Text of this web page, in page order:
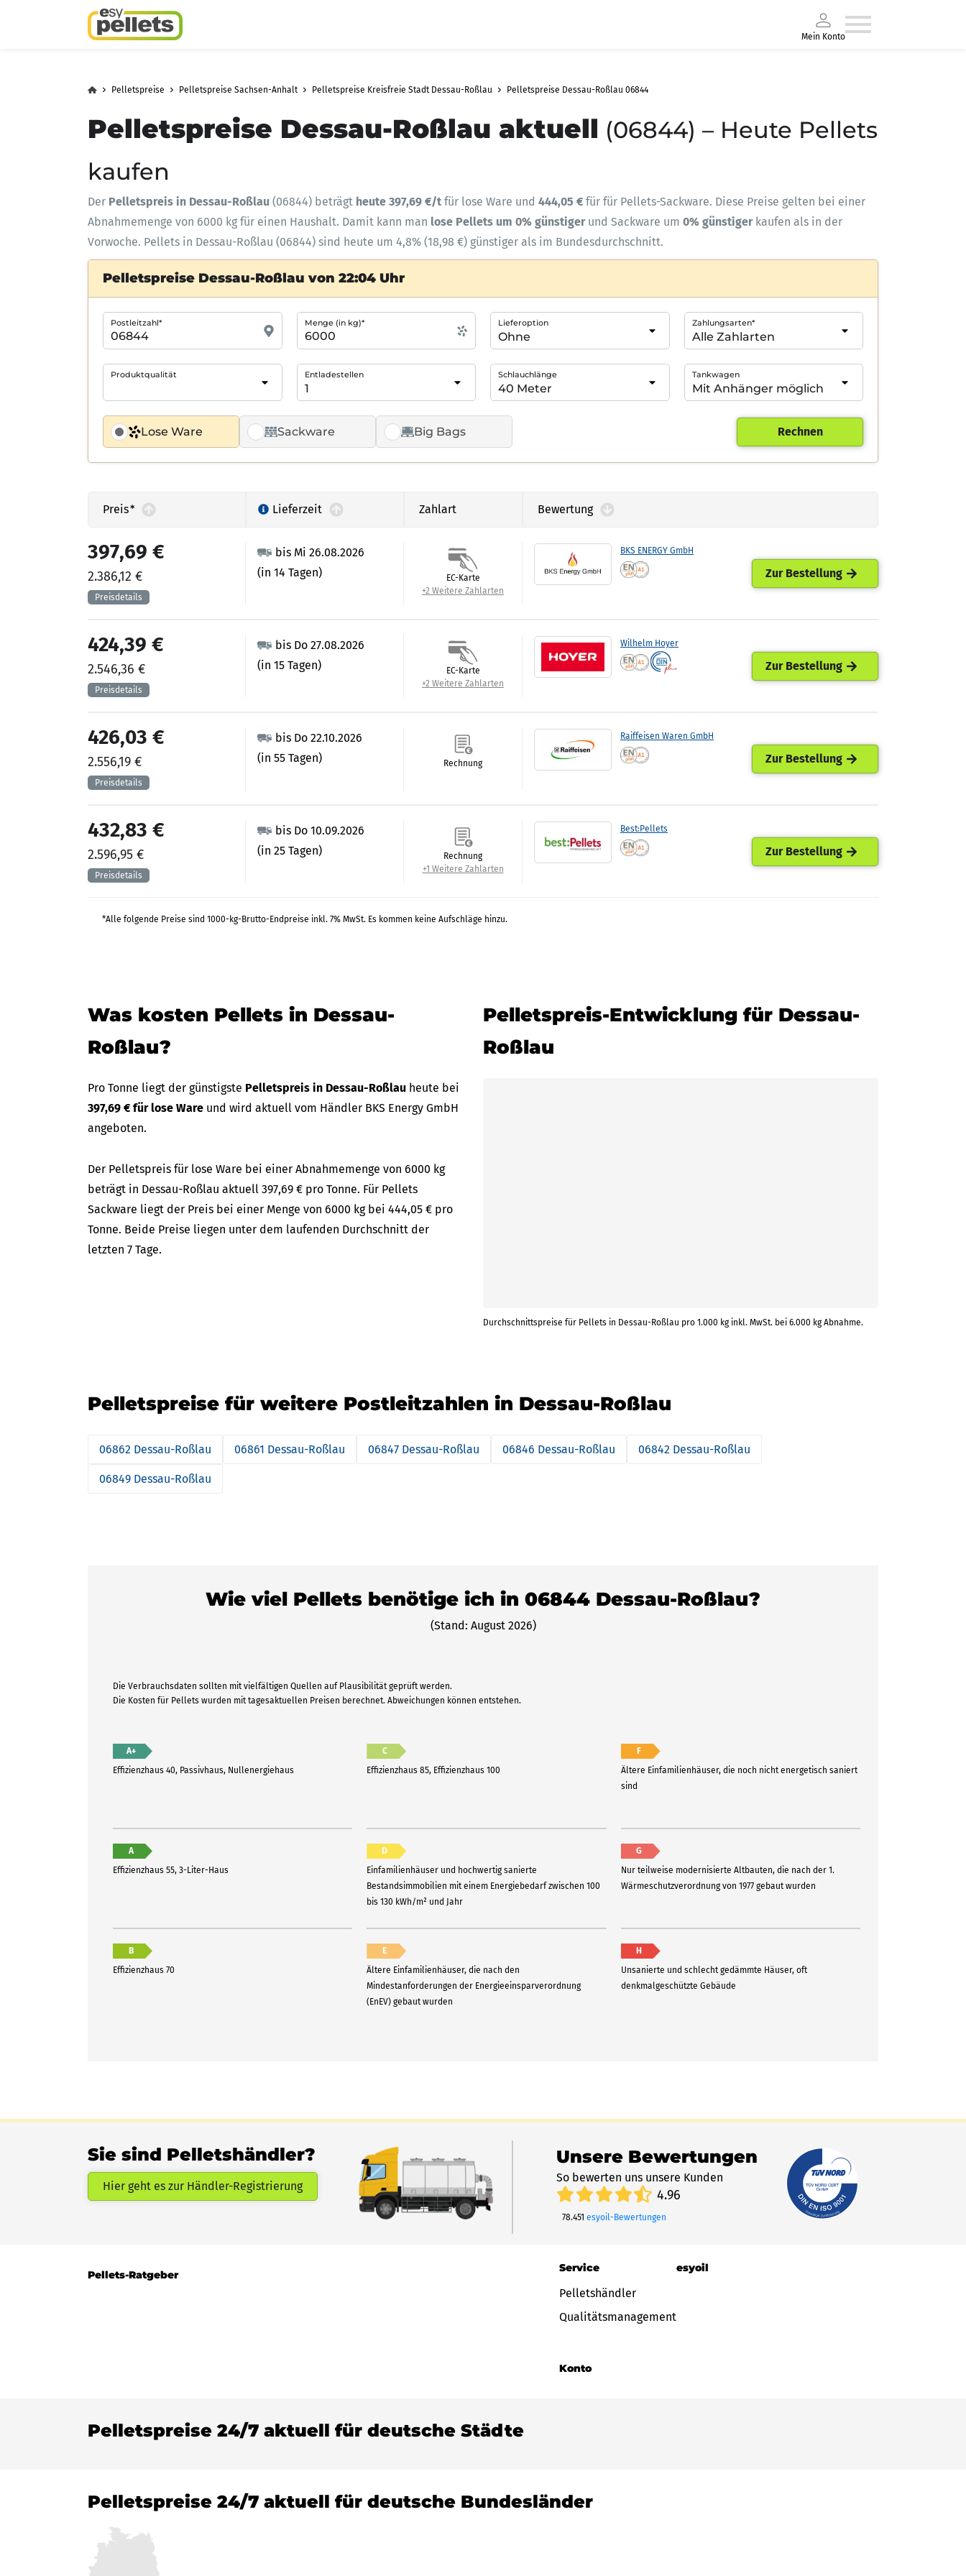
Mein Konto
Pelletspreise Pelletspreise Sachsen-Anhalt Pelletspreise Kreisfreie Stadt Dessau-Roßlau Pelletspreise Dessau-Roßlau 06844
Pelletspreise Dessau-Roßlau aktuell (06844) – Heute Pellets
kaufen
Der Pelletspreis in Dessau-Roßlau (06844) beträgt heute 397,69 €/t für lose Ware und 444,05 € für für Pellets-Sackware. Diese Preise gelten bei einer
Abnahmemenge von 6000 kg für einen Haushalt. Damit kann man lose Pellets um 0% günstiger und Sackware um 0% günstigerkaufen als in der
Vorwoche. Pellets in Dessau-Roßlau (06844) sind heute um 4,8% (18,98 €) günstiger als im Bundesdurchschnitt.
Pelletspreise Dessau-Roßlau von 22:04 Uhr
Lose Ware Sackware Big Bags
Postleitzahl* Menge (in kg)* Lieferoption Zahlungsarten*
Produktqualität Entladestellen Schlauchlänge Tankwagen
Rechnen
Preis* Lieferzeit Zahlart Bewertung
BKS ENERGY GmbH
bis Mi 26.08.2026
(in 14 Tagen)
397,69 €
2.386,12 €
EC-Karte
+2 Weitere Zahlarten
Zur Bestellung
Wilhelm Hoyer
bis Do 27.08.2026
(in 15 Tagen)
424,39 €
2.546,36 €
EC-Karte
+2 Weitere Zahlarten
Zur Bestellung
Raiffeisen Waren GmbH
bis Do 22.10.2026
(in 55 Tagen)
426,03 €
2.556,19 € Rechnung Zur Bestellung
Best:Pellets
bis Do 10.09.2026
(in 25 Tagen)
432,83 €
2.596,95 €
Rechnung
+1 Weitere Zahlarten
Zur Bestellung
*Alle folgende Preise sind 1000-kg-Brutto-Endpreise inkl. 7% MwSt. Es kommen keine Aufschläge hinzu.
Was kosten Pellets in Dessau-
Roßlau?
Pro Tonne liegt der günstigste Pelletspreis in Dessau-Roßlau heute bei
397,69 € für lose Ware und wird aktuell vom Händler BKS Energy GmbH
angeboten.
Der Pelletspreis für lose Ware bei einer Abnahmemenge von 6000 kg
beträgt in Dessau-Roßlau aktuell 397,69 € pro Tonne. Für Pellets
Sackware liegt der Preis bei einer Menge von 6000 kg bei 444,05 € pro
Tonne. Beide Preise liegen unter dem laufenden Durchschnitt der
letzten 7 Tage.
Pelletspreis-Entwicklung für Dessau-
Roßlau
Durchschnittspreise für Pellets in Dessau-Roßlau pro 1.000 kg inkl. MwSt. bei 6.000 kg Abnahme.
Pelletspreise für weitere Postleitzahlen in Dessau-Roßlau
06862 Dessau-Roßlau 06861 Dessau-Roßlau 06847 Dessau-Roßlau 06846 Dessau-Roßlau 06842 Dessau-Roßlau
06849 Dessau-Roßlau
Wie viel Pellets benötige ich in 06844 Dessau-Roßlau?
(Stand: August 2026)
Die Verbrauchsdaten sollten mit vielfältigen Quellen auf Plausibilität geprüft werden.
Die Kosten für Pellets wurden mit tagesaktuellen Preisen berechnet. Abweichungen können entstehen.
A+
Effizienzhaus 40, Passivhaus, Nullenergiehaus
A
Effizienzhaus 55, 3-Liter-Haus
B
Effizienzhaus 70
C
Effizienzhaus 85, Effizienzhaus 100
D
Einfamilienhäuser und hochwertig sanierte
Bestandsimmobilien mit einem Energiebedarf zwischen 100
bis 130 kWh/m² und Jahr
E
Ältere Einfamilienhäuser, die nach den
Mindestanforderungen der Energieeinsparverordnung
(EnEV) gebaut wurden
F
Ältere Einfamilienhäuser, die noch nicht energetisch saniert
sind
G
Nur teilweise modernisierte Altbauten, die nach der 1.
Wärmeschutzverordnung von 1977 gebaut wurden
H
Unsanierte und schlecht gedämmte Häuser, oft
denkmalgeschützte Gebäude
Sie sind Pelletshändler?
Hier geht es zur Händler-Registrierung
Unsere Bewertungen
So bewerten uns unsere Kunden
4.96
78.451 esyoil-Bewertungen
Pellets-Ratgeber
Service
Pelletshändler
Qualitätsmanagement
Konto
esyoil
Pelletspreise 24/7 aktuell für deutsche Städte
Pelletspreise 24/7 aktuell für deutsche Bundesländer